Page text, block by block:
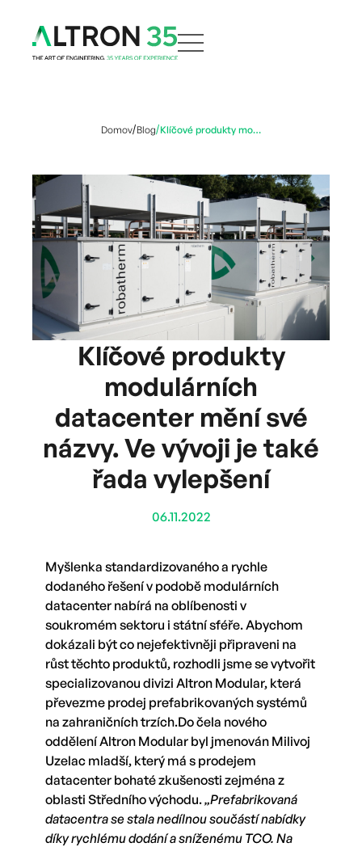
Domov Blog Klíčové produkty modulárních datacenter mění své názvy. Ve vývoji je také řada vylepšení
Klíčové produkty
modulárních
datacenter mění své
názvy. Ve vývoji je také
řada vylepšení
06.11.2022
Myšlenka standardizovaného a rychle
dodaného řešení v podobě modulárních
datacenter nabírá na oblíbenosti v
soukromém sektoru i státní sféře. Abychom
dokázali být co nejefektivněji připraveni na
růst těchto produktů, rozhodli jsme se vytvořit
specializovanou divizi Altron Modular, která
převezme prodej prefabrikovaných systémů
na zahraničních trzích.Do čela nového
oddělení Altron Modular byl jmenován Milivoj
Uzelac mladší, který má s prodejem
datacenter bohaté zkušenosti zejména z
oblasti Středního východu.„Prefabrikovaná
datacentra se stala nedílnou součástí nabídky
díky rychlému dodání a sníženému TCO. Na